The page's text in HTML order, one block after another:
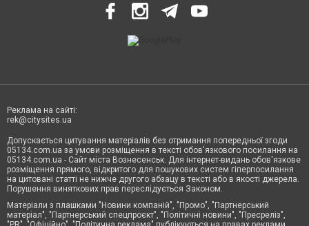
Реклама на сайті:
rek@citysites.ua
Допускається цитування матеріалів без отримання попередньої згоди
05134.com.ua за умови розміщення в тексті обов'язкового посилання на
05134.com.ua - Сайт міста Вознесенськ. Для інтернет-видань обов'язкове
розміщення прямого, відкритого для пошукових систем гіперпосилання
на цитовані статті не нижче другого абзацу в тексті або в якості джерела.
Порушення виняткових прав переслідується Законом.
Матеріали з плашками "Новини компаній", "Промо", "Партнерський
матеріал", "Партнерський спецпроєкт", "Політичні новини", "Пресреліз",